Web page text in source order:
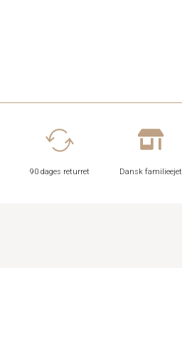
90 dages returret Dansk familieejet